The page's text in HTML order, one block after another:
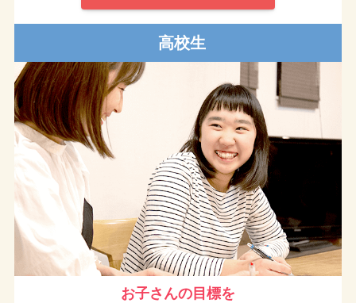
高校生
お子さんの目標を